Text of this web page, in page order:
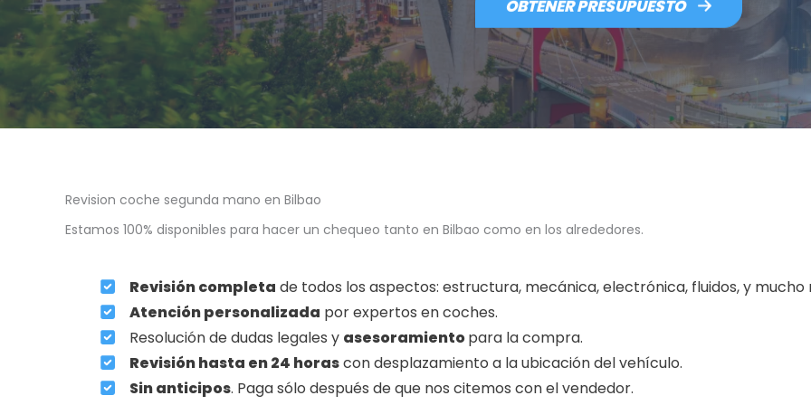
OBTENER PRESUPUESTO
Revision coche segunda mano en Bilbao
Estamos 100% disponibles para hacer un chequeo tanto en Bilbao como en los alrededores.
Revisión completa de todos los aspectos: estructura, mecánica, electrónica, fluidos, y mucho
Atención personalizada por expertos en coches.
Resolución de dudas legales y asesoramientopara la compra.
Revisión hasta en 24 horascon desplazamiento a la ubicación del vehículo.
Sin anticipos. Paga sólo después de que nos citemos con el vendedor.